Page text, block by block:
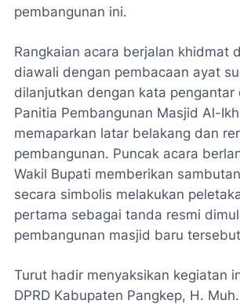
pembangunan ini.
Rangkaian acara berjalan khidmat
diawali dengan pembacaan ayat
dilanjutkan dengan kata pengantar
Panitia Pembangunan Masjid Al-
memaparkan latar belakang dan
pembangunan. Puncak acara
Wakil Bupati memberikan
secara simbolis melakukan
pertama sebagai tanda resmi
pembangunan masjid baru
Turut hadir menyaksikan kegiatan
DPRD Kabupaten Pangkep, H.